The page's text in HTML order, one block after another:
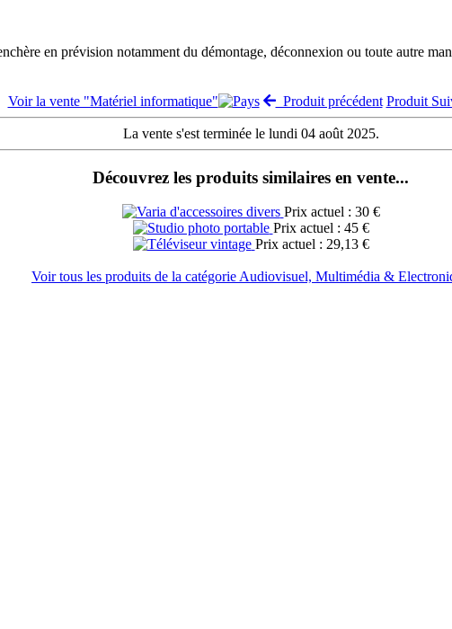
en prévision notamment du démontage, déconnexion ou toute autre
Voir la vente "Matériel informatique"
Produit précédent Produit
La vente s'est terminée le lundi 04 août 2025.
Découvrez les produits similaires en vente...
Prix actuel : 30 €
Prix actuel : 45 €
Prix actuel : 29,13 €
Voir tous les produits de la catégorie Audiovisuel, Multimédia &